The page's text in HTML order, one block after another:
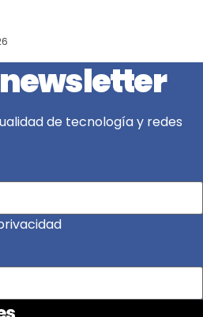
de tecnología y redes